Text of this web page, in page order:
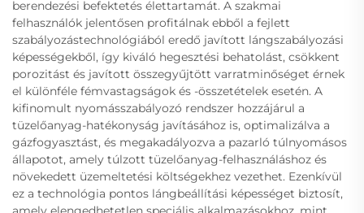
berendezési befektetés élettartamát. A szakmai
felhasználók jelentősen profitálnak ebből a fejlett
szabályozástechnológiából eredő javított lángszabályozási
képességekből, így kiváló hegesztési behatolást, csökkent
porozitást és javított összegyűjtött varratminőséget érnek
el különféle fémvastagságok és -összetételek esetén. A
kifinomult nyomásszabályozó rendszer hozzájárul a
tüzelőanyag-hatékonyság javításához is, optimalizálva a
gázfogyasztást, és megakadályozva a pazarló túlnyomásos
állapotot, amely túlzott tüzelőanyag-felhasználáshoz és
növekedett üzemeltetési költségekhez vezethet. Ezenkívül
ez a technológia pontos lángbeállítási képességet biztosít,